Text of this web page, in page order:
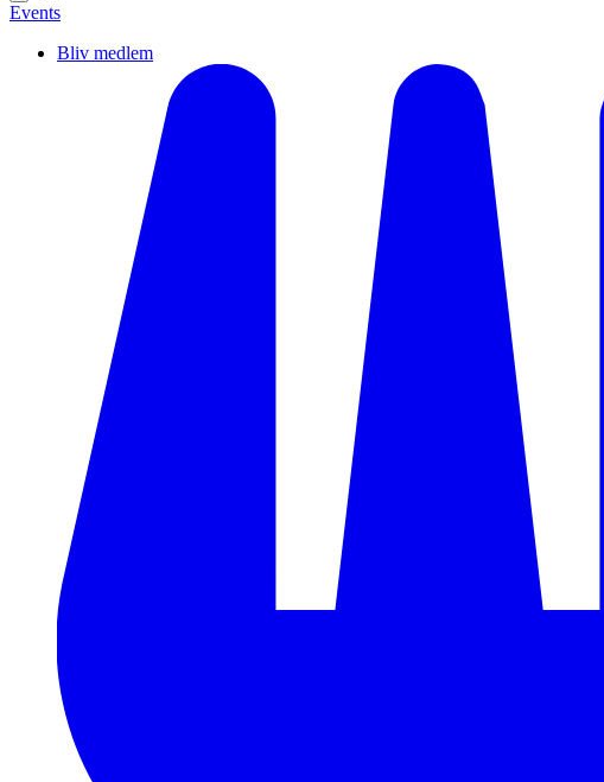
Events
Bliv medlem